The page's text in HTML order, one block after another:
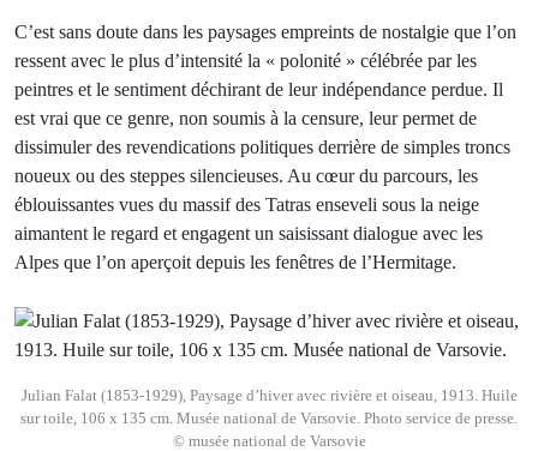
C’est sans doute dans les paysages empreints de nostalgie que l’on
ressent avec le plus d’intensité la « polonité » célébrée par les
peintres et le sentiment déchirant de leur indépendance perdue. Il
est vrai que ce genre, non soumis à la censure, leur permet de
dissimuler des revendications politiques derrière de simples troncs
noueux ou des steppes silencieuses. Au cœur du parcours, les
éblouissantes vues du massif des Tatras enseveli sous la neige
aimantent le regard et engagent un saisissant dialogue avec les
Alpes que l’on aperçoit depuis les fenêtres de l’Hermitage.
Julian Falat (1853-1929), Paysage d’hiver avec rivière et oiseau, 1913. Huile
sur toile, 106 x 135 cm. Musée national de Varsovie. Photo service de presse.
© musée national de Varsovie